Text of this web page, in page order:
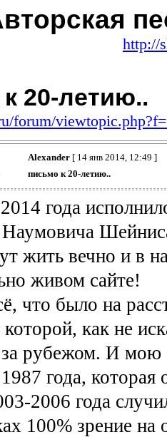
http://
20-летию..
forum/
Alexander[ 14 янв 2014, 12:49 ]
письмо к 20-летию..
года
Наумовича
жить вечно и в
живом сайте!
что было на
которой, как не
рубежом. И мою
года,
2006 года
100% зрение на